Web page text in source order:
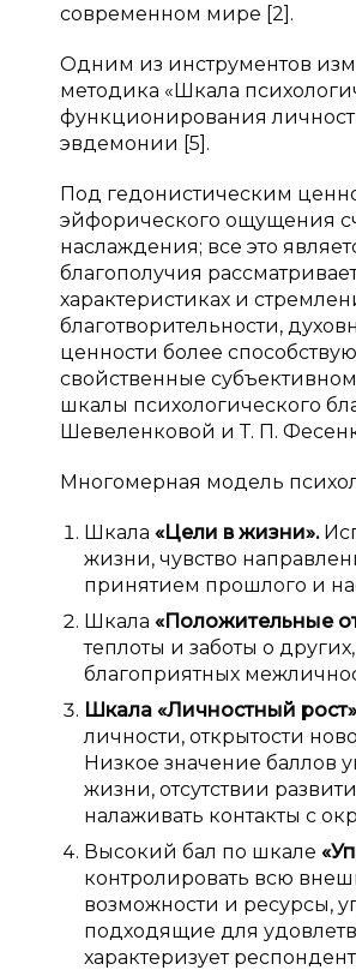
современном мире [2].
Одним из инструментов
методика «Шкала
функционирования
эвдемонии [5].
Под гедонистическим
эйфорического ощущения
наслаждения; все это
благополучия
характеристиках и
благотворительности,
ценности более
свойственные
шкалы психологического
Шевеленковой и Т. П.
Многомерная модель
Шкала «Цели вжизни».
жизни, чувство
принятием прошлого и
Шкала «Положительные
теплоты и заботы о
благоприятных
Шкала «Личностный рост»
личности, открытости
Низкое значение баллов
жизни, отсутствии
налаживать контакты с
Высокий бал по шкале
контролировать всю
возможности и ресурсы,
подходящие для
характеризует